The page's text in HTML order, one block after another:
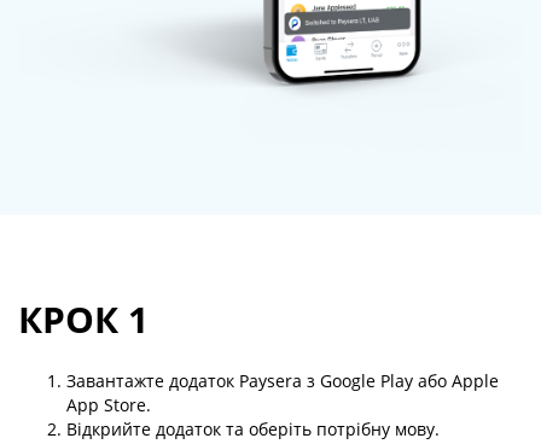
КРОК 1
Завантажте додаток Paysera з Google Play або Apple
App Store.
Відкрийте додаток та оберіть потрібну мову.